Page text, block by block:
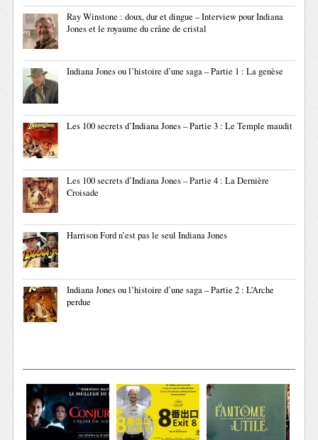
Ray Winstone : doux, dur et dingue – Interview pour Indiana
Jones et le royaume du crâne de cristal
Indiana Jones ou l’histoire d’une saga – Partie 1 : La genèse
Les 100 secrets d’Indiana Jones – Partie 3 : Le Temple maudit
Les 100 secrets d’Indiana Jones – Partie 4 : La Dernière
Croisade
Harrison Ford n’est pas le seul Indiana Jones
Indiana Jones ou l’histoire d’une saga – Partie 2 : L’Arche
perdue